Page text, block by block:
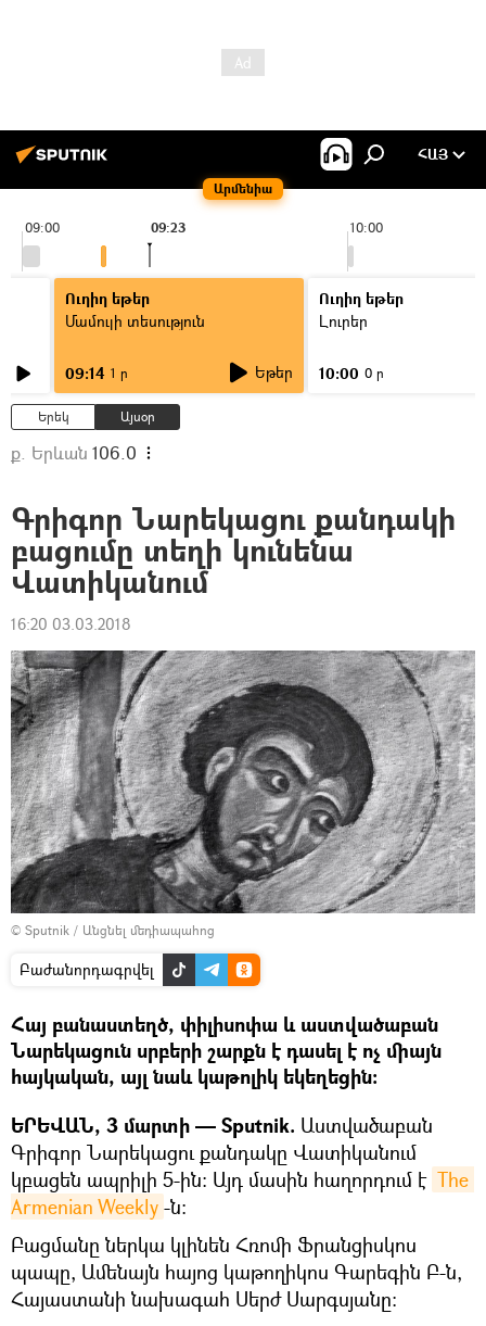
Արմենիա
ՀԱՅ
09:00 10:00
09:23
Ուղիղ եթեր
Մամուլի տեսություն
09:14 1 ր Եթեր
Ուղիղ եթեր
Լուրեր
10:00 0 ր
Երեկ Այսօր
ք. Երևան 106.0
Գրիգոր Նարեկացու քանդակի
բացումը տեղի կունենա
Վատիկանում
16:20 03.03.2018
© Sputnik / Անցնել մեդիապահոց
Բաժանորդագրվել
Հայ բանաստեղծ, փիլիսոփա և աստվածաբան
Նարեկացուն սրբերի շարքն է դասել է ոչ միայն
հայկական, այլ նաև կաթոլիկ եկեղեցին։
ԵՐԵՎԱՆ, 3 մարտի — Sputnik. Աստվածաբան
Գրիգոր Նարեկացու քանդակը Վատիկանում
կբացեն ապրիլի 5-ին։ Այդ մասին հաղորդում է The
Armenian Weekly -ն։
Բացմանը ներկա կլինեն Հռոմի Ֆրանցիսկոս
պապը, Ամենայն հայոց կաթողիկոս Գարեգին Բ-ն,
Հայաստանի նախագահ Սերժ Սարգսյանը։